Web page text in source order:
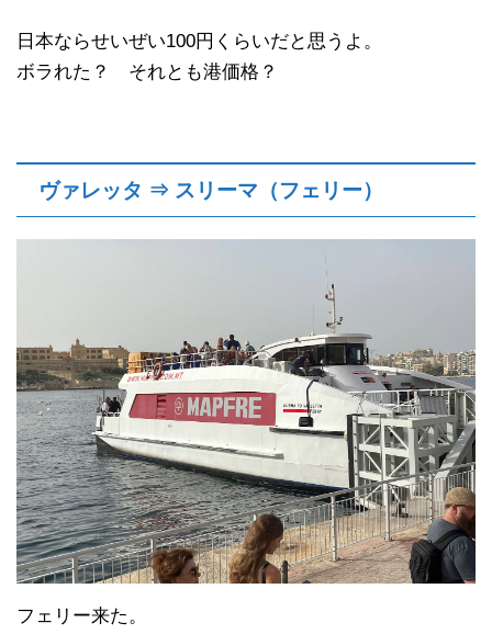
日本ならせいぜい100円くらいだと思うよ。
ボラれた？ それとも港価格？
ヴァレッタ ⇒ スリーマ（フェリー）
フェリー来た。